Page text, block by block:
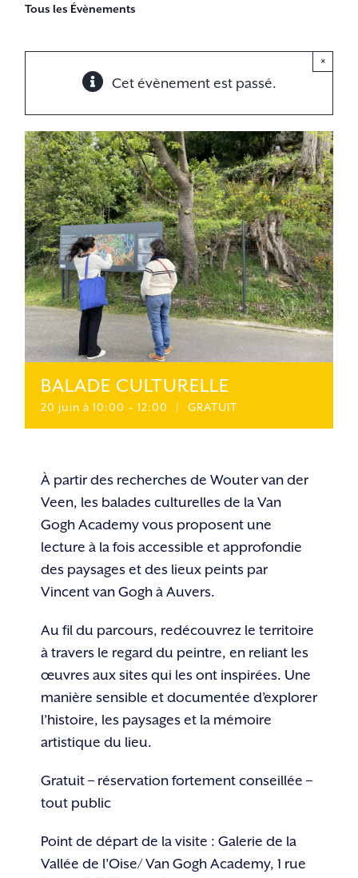
Tous les Évènements
Cet évènement est passé.
×
BALADE CULTURELLE
20 juin à 10:00 -12:00 | GRATUIT
À partir des recherches de Wouter van der
Veen, les balades culturelles de la Van
Gogh Academy vous proposent une
lecture à la fois accessible et approfondie
des paysages et des lieux peints par
Vincent van Gogh à Auvers.
Au fil du parcours, redécouvrez le territoire
à travers le regard du peintre, en reliant les
œuvres aux sites qui les ont inspirées. Une
manière sensible et documentée d’explorer
l’histoire, les paysages et la mémoire
artistique du lieu.
Gratuit – réservation fortement conseillée –
tout public
Point de départ de la visite : Galerie de la
Vallée de l’Oise/ Van Gogh Academy, 1 rue